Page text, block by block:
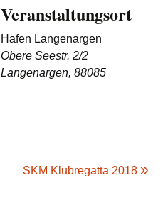
Veranstaltungsort
Hafen Langenargen
Obere Seestr. 2/2
Langenargen, 88085
SKM Klubregatta 2018